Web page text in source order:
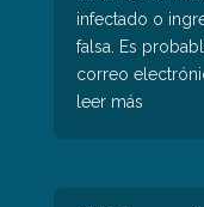
infectado o
falsa. Es
correo
leer más